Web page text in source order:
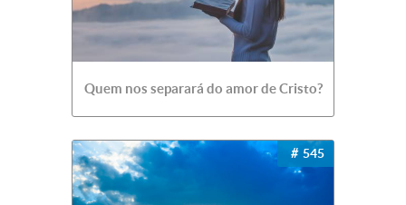
Quem nos separará do amor de Cristo?
545